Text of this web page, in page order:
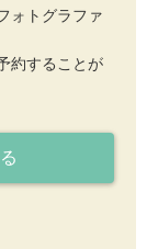
ォトグラファ
約することが